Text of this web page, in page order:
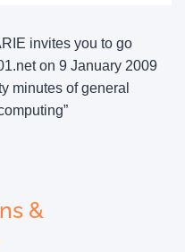
invites you to go
on 9 January 2009
minutes of general
&